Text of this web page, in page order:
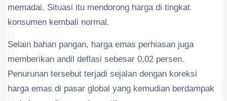
memadai. Situasi itu mendorong harga di tingkat
konsumen kembali normal.
Selain bahan pangan, harga emas perhiasan juga
memberikan andil deflasi sebesar 0,02 persen.
Penurunan tersebut terjadi sejalan dengan koreksi
harga emas di pasar global yang kemudian berdampak